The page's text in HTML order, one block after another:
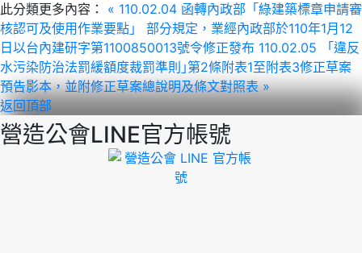
此分類更多內容：
« 110.02.04 函轉內政部「綠建築標章申請審
核認可及使用作業要點」 部分規定，業經內政部於110年1月12
日以台內建研字第1100850013號令修正發布 110.02.05 「違反
水污染防治法罰緩額度裁罰準則｣第2條附表1至附表3修正草案
預告影本，並附修正草案總說明及條文對照表 »
返回頂部
營造公會LINE官方帳號